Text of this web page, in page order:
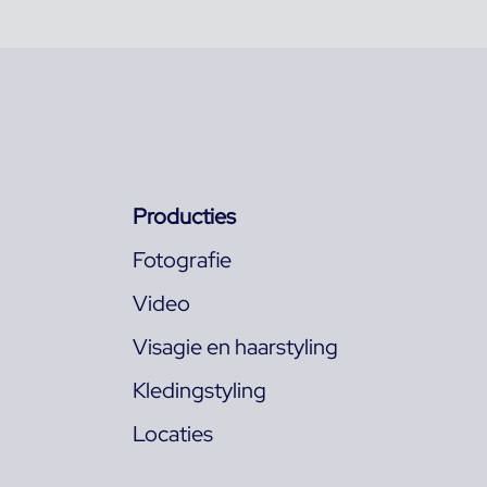
Producties
Fotografie
Video
Visagie en haarstyling
Kledingstyling
Locaties